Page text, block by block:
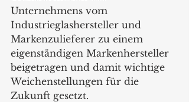
Unternehmens vom
Industrieglashersteller und
Markenzulieferer zu einem
eigenständigen Markenhersteller
beigetragen und damit wichtige
Weichenstellungen für die
Zukunft gesetzt.